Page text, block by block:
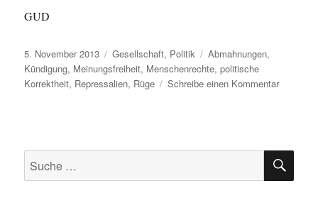
GUD
Veröffentlicht
am
5. November 2013 Kategorien
Gesellschaft, Politik Schlagwörter
Abmahnungen,
Kündigung, Meinungsfreiheit, Menschenrechte,politische
Korrektheit, Repressalien, Rüge Schreibe einen Kommentarzu
Suche
nach: